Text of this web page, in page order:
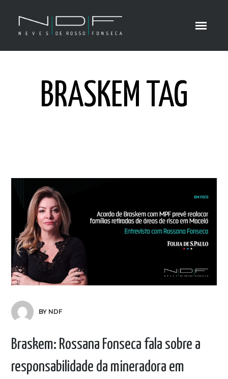
BRASKEM TAG
BY NDF
Braskem: Rossana Fonseca fala sobre a
responsabilidade da mineradora em